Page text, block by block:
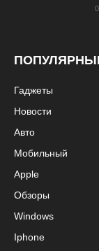
Гаджеты
Новости
Авто
Мобильный
Apple
Обзоры
Windows
Iphone